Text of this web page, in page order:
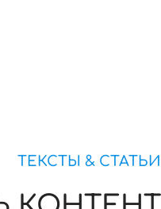
ТЕКСТЫ & СТАТЬИ